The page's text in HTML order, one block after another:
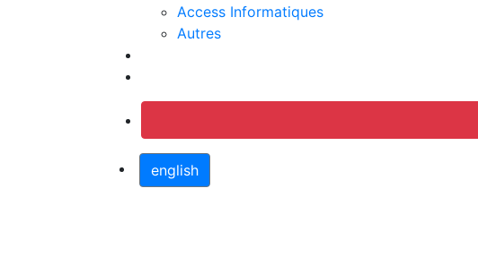
Access Informatiques
Autres
english